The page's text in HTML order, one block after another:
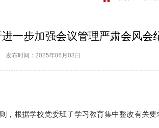
一步加强会议管理严肃会风会
发布时间：2025年06月03日
，根据学校党委班子学习教育集中整改有关